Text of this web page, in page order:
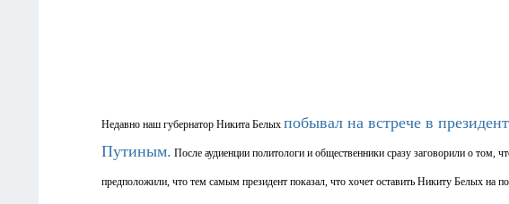
Недавно наш губернатор Никита Белых побывал на встрече в
Путиным. После аудиенции политологи и общественники сразу заговорили о том,
предположили, что тем самым президент показал, что хочет оставить Никиту Белых на